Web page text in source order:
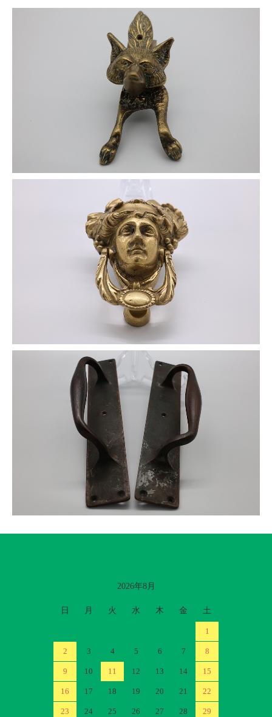
2026年8月
日 月 火 水 木 金 土
1
2 3 4 5 6 7 8
9 10 11 12 13 14 15
16 17 18 19 20 21 22
23 24 25 26 27 28 29